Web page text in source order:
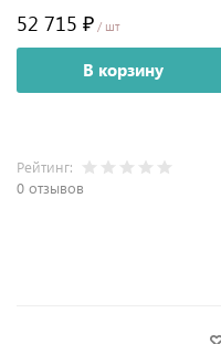
52 715 ₽ / шт
В корзину
Рейтинг:
0 отзывов